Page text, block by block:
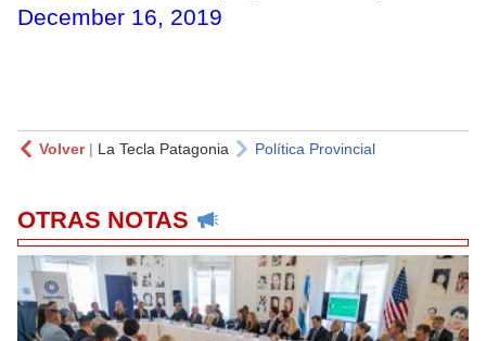
December 16, 2019
Volver| La Tecla Patagonia Política Provincial
OTRAS NOTAS